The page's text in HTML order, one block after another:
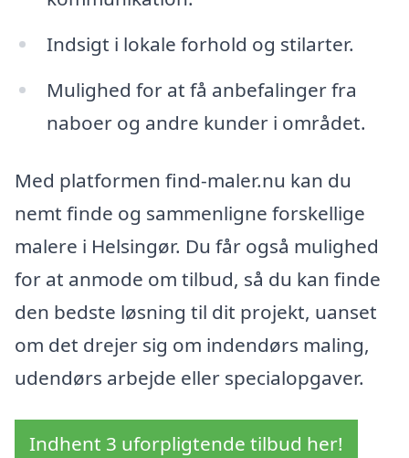
Indsigt i lokale forhold og stilarter.
Mulighed for at få anbefalinger fra
naboer og andre kunder i området.
Med platformen find-maler.nu kan du
nemt finde og sammenligne forskellige
malere i Helsingør. Du får også mulighed
for at anmode om tilbud, så du kan finde
den bedste løsning til dit projekt, uanset
om det drejer sig om indendørs maling,
udendørs arbejde eller specialopgaver.
Indhent 3 uforpligtende tilbud her!